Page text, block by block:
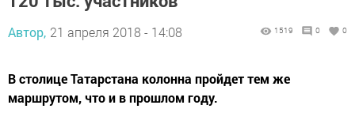
Автор, 21 апреля 2018 - 14:08 1519 0 0
В столице Татарстана колонна пройдет тем же
маршрутом, что и в прошлом году.